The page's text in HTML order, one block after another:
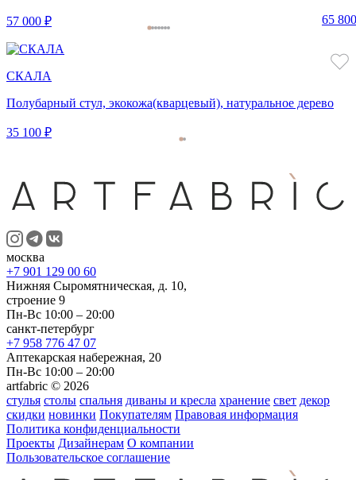
57 000 ₽ 65
СКАЛА
Полубарный стул, экокожа(кварцевый), натуральное дерево
35 100 ₽
москва
+7 901 129 00 60
Нижняя Сыромятническая, д. 10,
строение 9
Пн-Вс 10:00 – 20:00
санкт-петербург
+7 958 776 47 07
Аптекарская набережная, 20
Пн-Вс 10:00 – 20:00
artfabric © 2026
стулья столы спальня диваны и кресла хранение свет декор
скидки новинки Покупателям Правовая информация
Политика конфиденциальности
Проекты Дизайнерам О компании
Пользовательское соглашение